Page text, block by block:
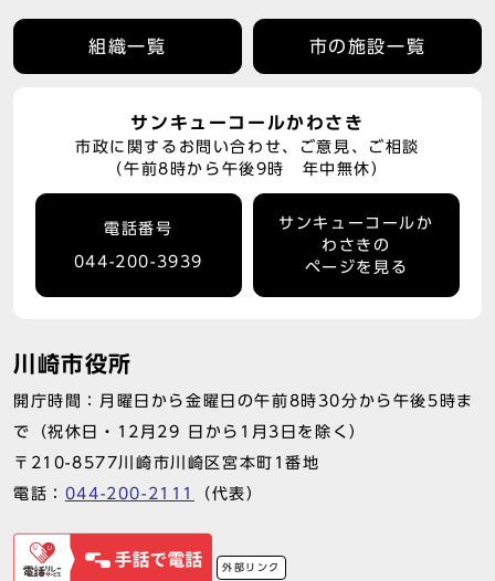
組織一覧 市の施設一覧
サンキューコールかわさき
市政に関するお問い合わせ、ご意見、ご相談
（午前8時から午後9時 年中無休）
電話番号
044-200-3939
サンキューコールか
わさきの
ページを見る
川崎市役所
開庁時間：月曜日から金曜日の午前8時30分から午後5時ま
で（祝休日・12月29 日から1月3日を除く）
〒210-8577川崎市川崎区宮本町1番地
電話： 044-200-2111 （代表）
外部リンク